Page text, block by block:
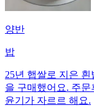
양반
밥
25년 햅쌀로 지은
을 구매했어요. 주
윤기가 자르르 해요.